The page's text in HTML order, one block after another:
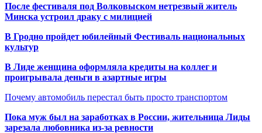
После фестиваля под Волковыском нетрезвый житель
Минска устроил драку с милицией
В Гродно пройдет юбилейный Фестиваль национальных
культур
В Лиде женщина оформляла кредиты на коллег и
проигрывала деньги в азартные игры
Почему автомобиль перестал быть просто транспортом
Пока муж был на заработках в России, жительница Лиды
зарезала любовника из-за ревности